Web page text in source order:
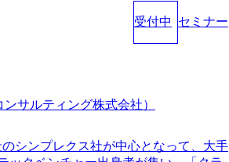
の動向や業務内容・会社説明・匿名の質
を回す、結果が出るまでやり抜く 2026
7日(金) 16:00 本説明会は、選考の前段
参加も可能です。 ● 当日のプログラ
オンライン (Google Meet) ・営業・マー
アを検討されている方 ・転職を具体
受付中 セミナー
サルティング株式会社）
シンプレクス社が中心となって、大手